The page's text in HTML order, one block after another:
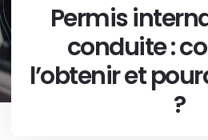
Permis
conduite :
l’obtenir et
?